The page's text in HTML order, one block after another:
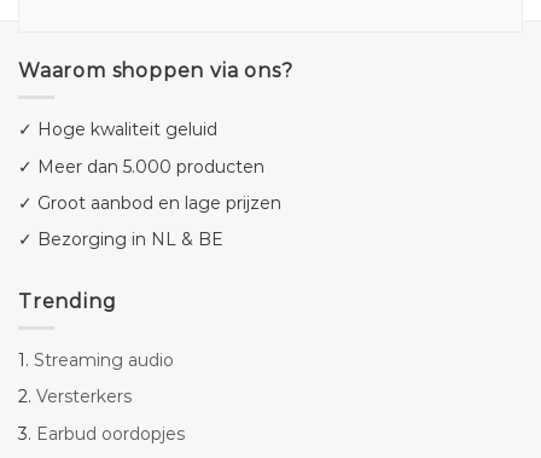
Waarom shoppen via ons?
✓ Hoge kwaliteit geluid
✓ Meer dan 5.000 producten
✓ Groot aanbod en lage prijzen
✓ Bezorging in NL & BE
Trending
1. Streaming audio
2. Versterkers
3. Earbud oordopjes